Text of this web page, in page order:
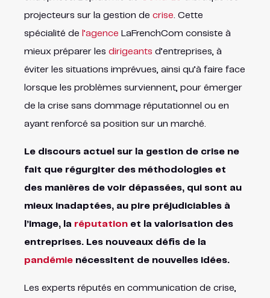
projecteurs sur la gestion decrise. Cette
spécialité de l’agence LaFrenchCom consiste à
mieux préparer lesdirigeants d’entreprises, à
éviter les situations imprévues, ainsi qu’à faire face
lorsque les problèmes surviennent, pour émerger
de la crise sans dommage réputationnel ou en
ayant renforcé sa position sur un marché.
Le discours actuel sur la gestion de crise ne
fait que régurgiter des méthodologies et
des manières de voir dépassées, qui sont au
mieux inadaptées, au pire préjudiciables à
l’image, la réputation et la valorisation des
entreprises. Les nouveaux défis de la
pandémie nécessitent de nouvelles idées.
Les experts réputés en communication de crise,